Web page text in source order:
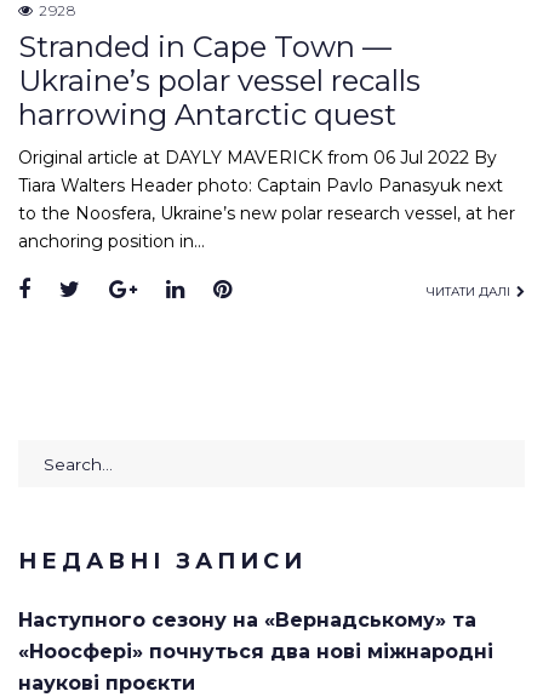
2928
Stranded in Cape Town —
Ukraine’s polar vessel recalls
harrowing Antarctic quest
Original article at DAYLY MAVERICK from 06 Jul 2022 By
Tiara Walters Header photo: Captain Pavlo Panasyuk next
to the Noosfera, Ukraine’s new polar research vessel, at her
anchoring position in…
Facebook
TwitterGoogle+
LinkedInPinterest ЧИТАТИ ДАЛІ
НЕДАВНІ ЗАПИСИ
Наступного сезону на «Вернадському» та
«Ноосфері» почнуться два нові міжнародні
наукові проєкти